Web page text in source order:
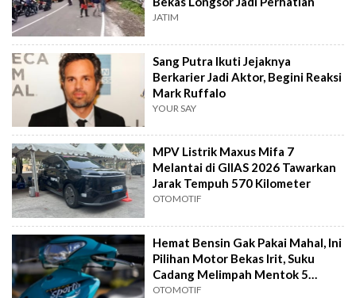
JATIM
Sang Putra Ikuti Jejaknya
Berkarier Jadi Aktor, Begini Reaksi
Mark Ruffalo
YOUR SAY
MPV Listrik Maxus Mifa 7
Melantai di GIIAS 2026 Tawarkan
Jarak Tempuh 570 Kilometer
OTOMOTIF
Hemat Bensin Gak Pakai Mahal, Ini
Pilihan Motor Bekas Irit, Suku
Cadang Melimpah Mentok 5
Jutaan
OTOMOTIF